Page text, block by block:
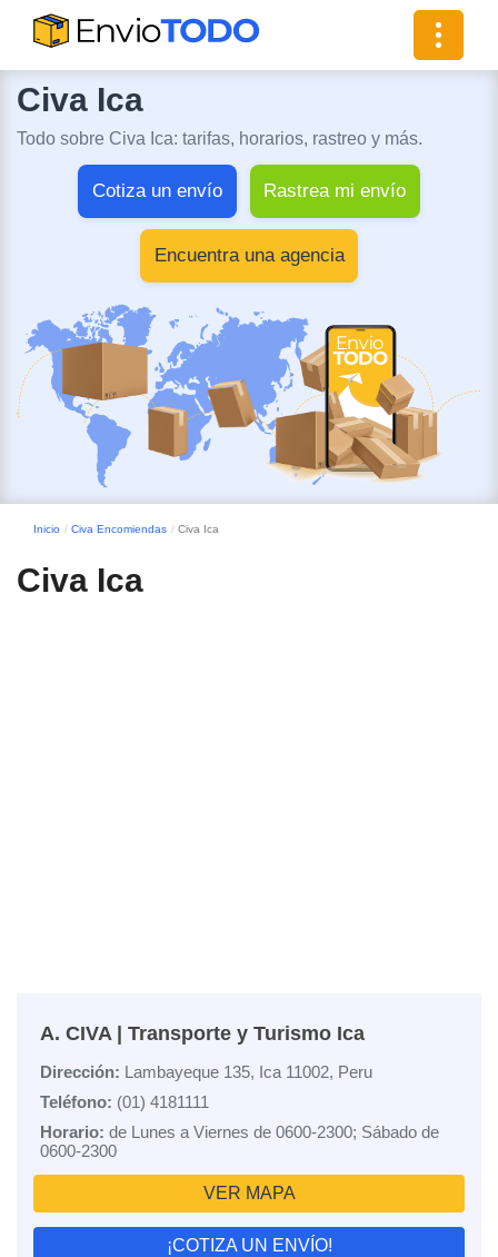
Toggle
Civa Ica
Todo sobre Civa Ica: tarifas, horarios, rastreo y más.
Cotiza un envío Rastrea mi envío
Encuentra una agencia
Inicio Civa Encomiendas Civa Ica
Civa Ica
A. CIVA | Transporte y Turismo Ica
Dirección: Lambayeque 135, Ica 11002, Peru
Teléfono: (01) 4181111
Horario: de Lunes a Viernes de 0600-2300; Sábado de
0600-2300
VER MAPA
¡COTIZA UN ENVÍO!